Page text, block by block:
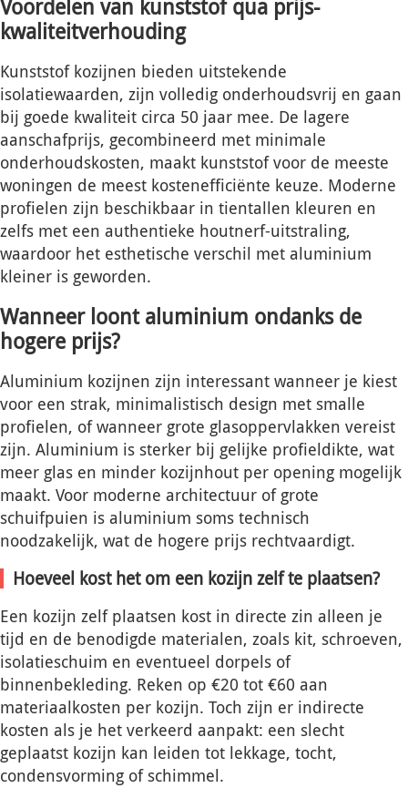
Voordelen van kunststof qua prijs-
kwaliteitverhouding
Kunststof kozijnen bieden uitstekende
isolatiewaarden, zijn volledig onderhoudsvrij en gaan
bij goede kwaliteit circa 50 jaar mee. De lagere
aanschafprijs, gecombineerd met minimale
onderhoudskosten, maakt kunststof voor de meeste
woningen de meest kostenefficiënte keuze. Moderne
profielen zijn beschikbaar in tientallen kleuren en
zelfs met een authentieke houtnerf-uitstraling,
waardoor het esthetische verschil met aluminium
kleiner is geworden.
Wanneer loont aluminium ondanks de
hogere prijs?
Aluminium kozijnen zijn interessant wanneer je kiest
voor een strak, minimalistisch design met smalle
profielen, of wanneer grote glasoppervlakken vereist
zijn. Aluminium is sterker bij gelijke profieldikte, wat
meer glas en minder kozijnhout per opening mogelijk
maakt. Voor moderne architectuur of grote
schuifpuien is aluminium soms technisch
noodzakelijk, wat de hogere prijs rechtvaardigt.
Hoeveel kost het om een kozijn zelf te plaatsen?
Een kozijn zelf plaatsen kost in directe zin alleen je
tijd en de benodigde materialen, zoals kit, schroeven,
isolatieschuim en eventueel dorpels of
binnenbekleding. Reken op €20 tot €60 aan
materiaalkosten per kozijn. Toch zijn er indirecte
kosten als je het verkeerd aanpakt: een slecht
geplaatst kozijn kan leiden tot lekkage, tocht,
condensvorming of schimmel.